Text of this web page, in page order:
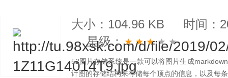
大小：104.96 KB
时间：
星级：
52图片存储系统是一款可以将图片生成
计图的存储结构来存储每个顶点的信息，以及每